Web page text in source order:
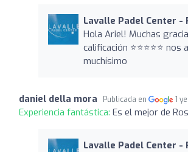
Lavalle Padel Center -
Hola Ariel! Muchas
calificación ⭐️⭐️⭐️⭐️⭐️ nos
muchísimo
daniel della mora Publicada en 1
Experiencia fantástica: Es el mejor de
Lavalle Padel Center -